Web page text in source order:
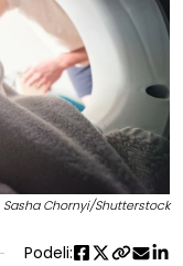
Sasha Chornyi/Shutterstock
Podeli: